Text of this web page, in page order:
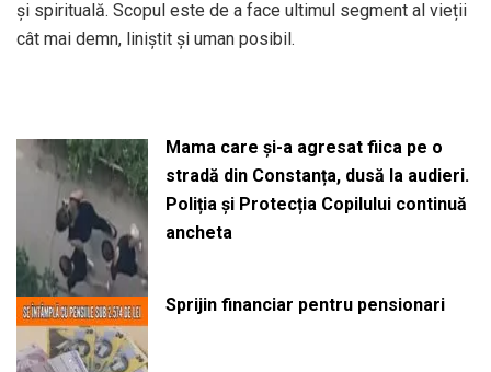
și spirituală. Scopul este de a face ultimul segment al vieții
cât mai demn, liniștit și uman posibil.
Mama care și-a agresat fiica pe o
stradă din Constanța, dusă la audieri.
Poliția și Protecția Copilului continuă
ancheta
Sprijin financiar pentru pensionari